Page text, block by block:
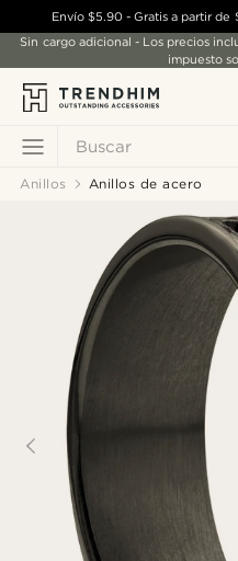
Buscar
Envío $5.90- Gratis a partir de
Sin cargo adicional - Los precios
impuesto
Anillos Anillos de acero